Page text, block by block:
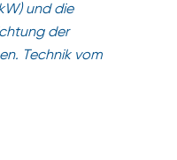
und die
der
Technik vom